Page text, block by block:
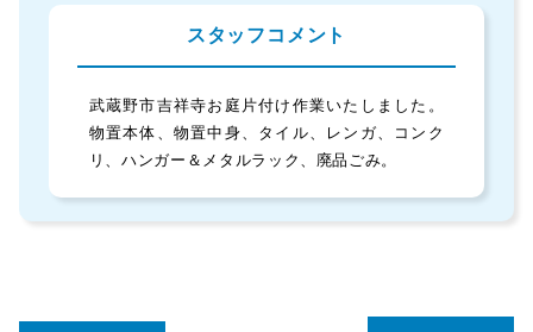
スタッフコメント
武蔵野市吉祥寺お庭片付け作業いたしました。
物置本体、物置中身、タイル、レンガ、コンク
リ、ハンガー＆メタルラック、廃品ごみ。